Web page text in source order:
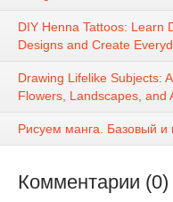
DIY Henna Tattoos: Learn
Designs and Create
Drawing Lifelike Subjects:
Flowers, Landscapes, and
Рисуем манга. Базовый и
Комментарии (0)